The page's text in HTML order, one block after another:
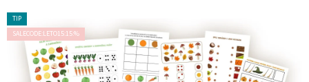
TIP
SALECODE:LETO15:15:%